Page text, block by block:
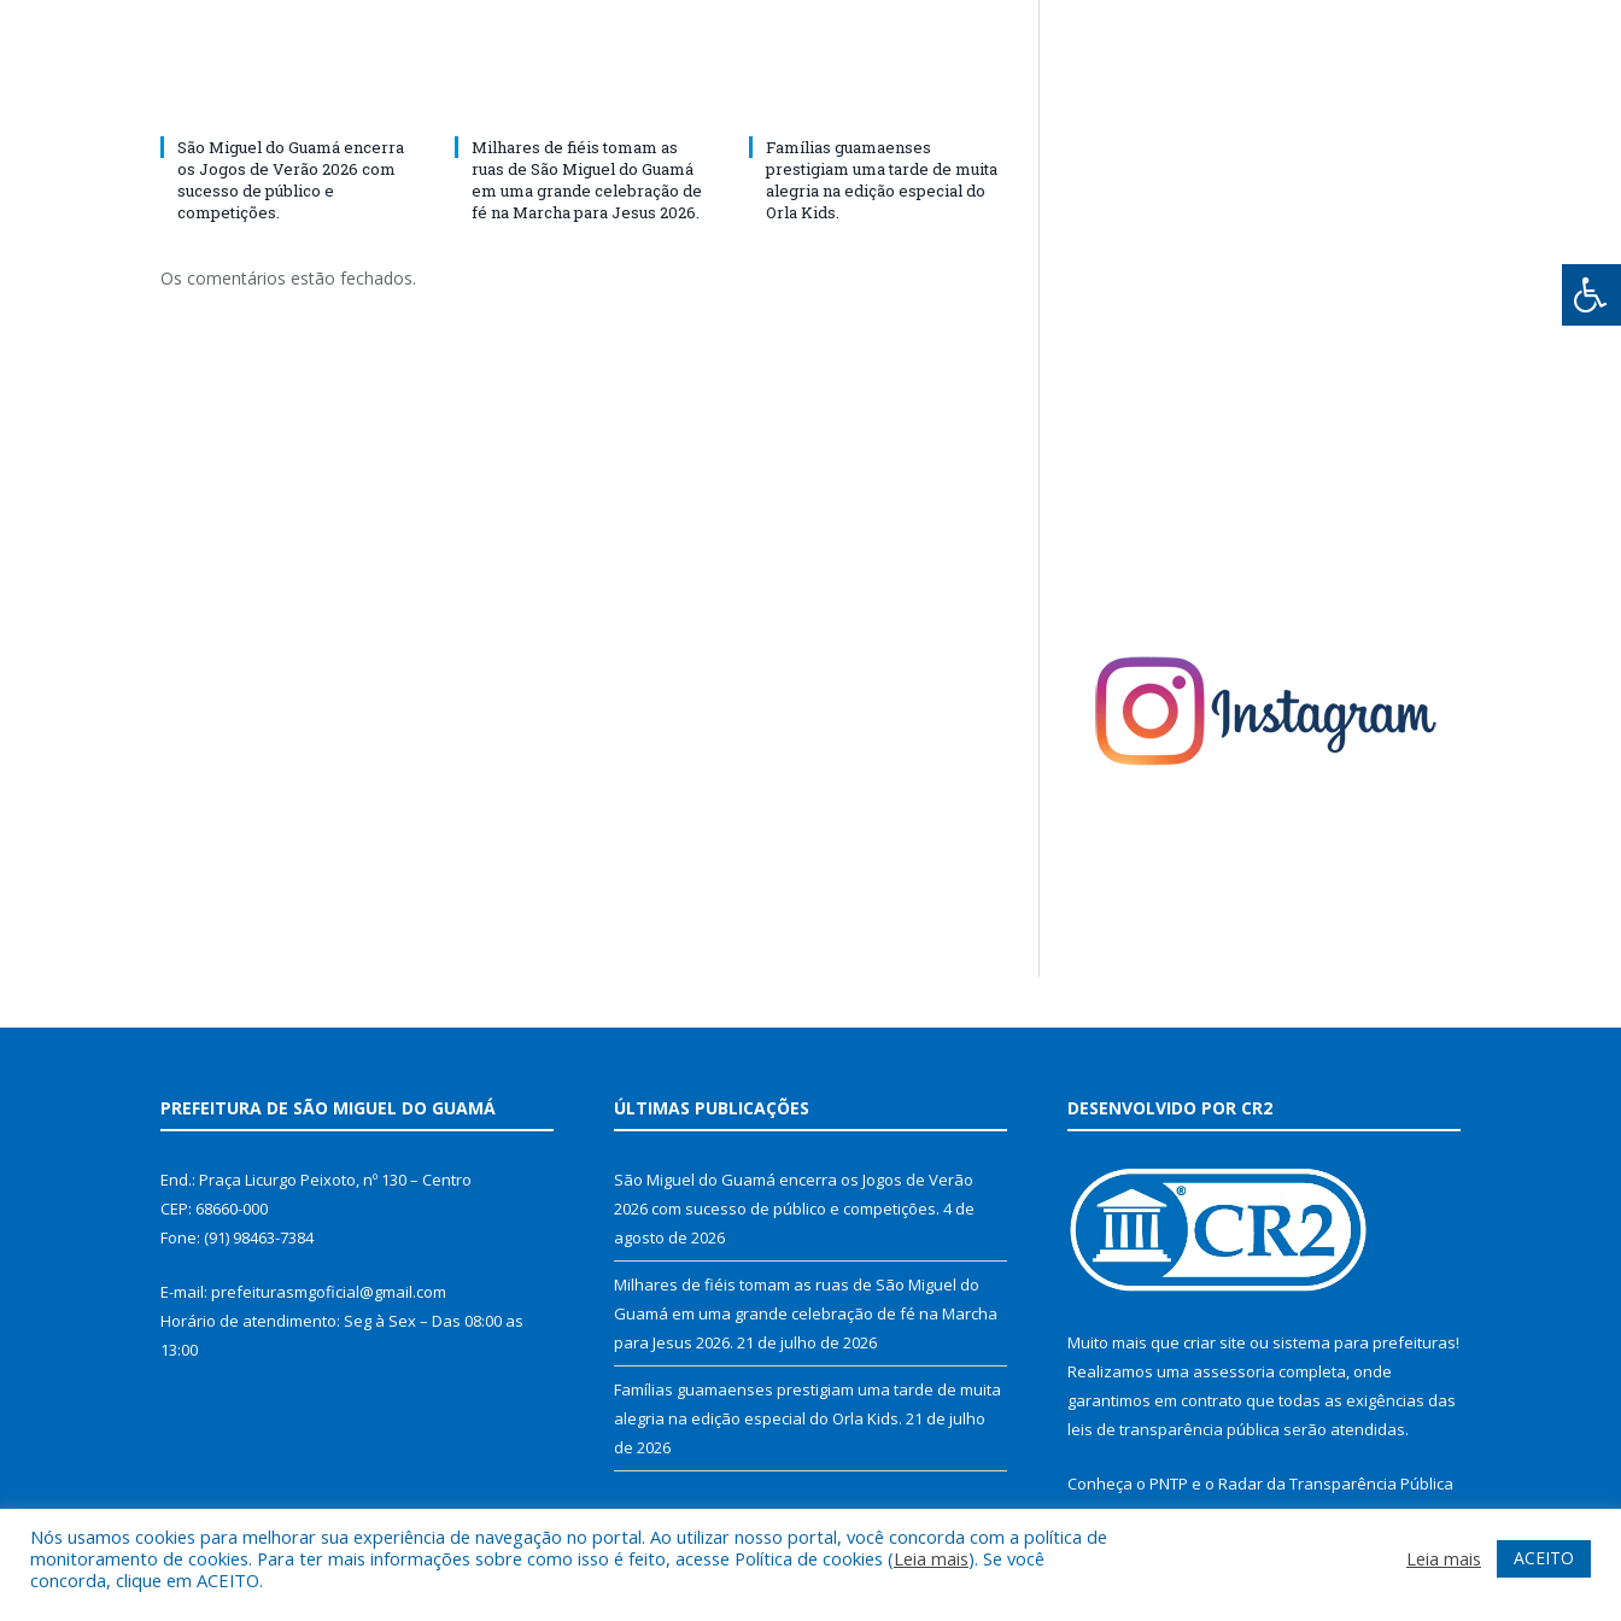
São Miguel do Guamá encerra
os Jogos de Verão 2026 com
sucesso de público e
competições.
Milhares de fiéis tomam as
ruas de São Miguel do Guamá
em uma grande celebração de
fé na Marcha para Jesus 2026.
Famílias guamaenses
prestigiam uma tarde de muita
alegria na edição especial do
Orla Kids.
Os comentários estão fechados.
PREFEITURA DE SÃO MIGUEL DO GUAMÁ
End.: Praça Licurgo Peixoto, nº 130 – Centro
CEP: 68660-000
Fone: (91) 98463-7384
E-mail: prefeiturasmgoficial@gmail.com
Horário de atendimento: Seg à Sex – Das 08:00 as
13:00
ÚLTIMAS PUBLICAÇÕES
São Miguel do Guamá encerra os Jogos de Verão
2026 com sucesso de público e competições. 4 de
agosto de 2026
Milhares de fiéis tomam as ruas de São Miguel do
Guamá em uma grande celebração de fé na Marcha
para Jesus 2026. 21 de julho de 2026
Famílias guamaenses prestigiam uma tarde de muita
alegria na edição especial do Orla Kids. 21 de julho
de 2026
DESENVOLVIDO POR CR2
Muito mais que criar site ou sistema para prefeituras!
Realizamos uma assessoria completa, onde
garantimos em contrato que todas as exigências das
leis de transparência pública serão atendidas.
Conheça o PNTP e o Radar da Transparência Pública
Nós usamos cookies para melhorar sua experiência de navegação no portal. Ao utilizar nosso portal, você concorda com a política de
monitoramento de cookies. Para ter mais informações sobre como isso é feito, acesse Política de cookies (Leia mais). Se você
concorda, clique em ACEITO.
Leia mais ACEITO